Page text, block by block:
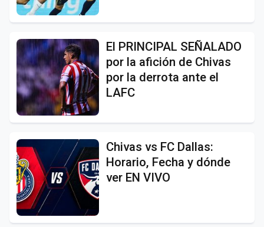
El PRINCIPAL SEÑALADO
por la afición de Chivas
por la derrota ante el
LAFC
Chivas vs FC Dallas:
Horario, Fecha y dónde
ver EN VIVO